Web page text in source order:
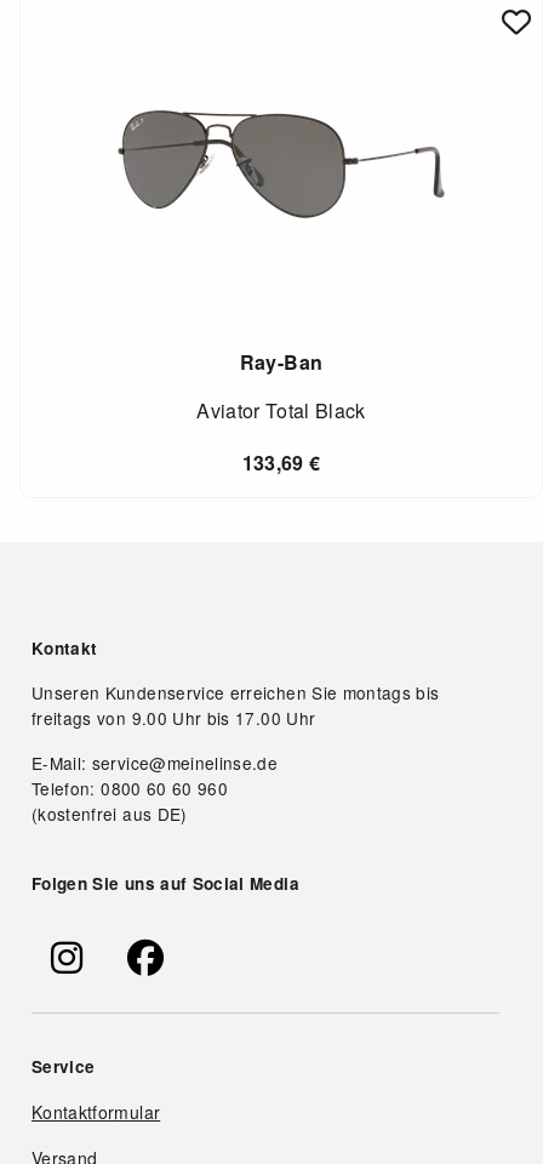
Ray-Ban
Aviator Total Black
133,69€
Kontakt
Unseren Kundenservice erreichen Sie montags bis
freitags von 9.00 Uhr bis 17.00 Uhr
E-Mail: service@meinelinse.de
Telefon: 0800 60 60 960
(kostenfrei aus DE)
Folgen Sie uns auf Social Media
Service
Kontaktformular
Versand